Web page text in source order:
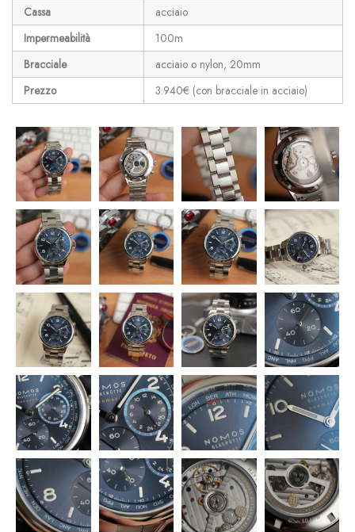
Cassa
acciaio
Impermeabilità
100m
Bracciale
acciaio o nylon, 20mm
Prezzo
3.940€ (con bracciale in acciaio)